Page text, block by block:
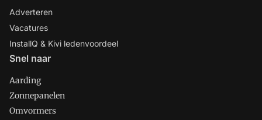
Adverteren
Vacatures
InstallQ & Kivi ledenvoordeel
Snel naar
Aarding
Zonnepanelen
Omvormers